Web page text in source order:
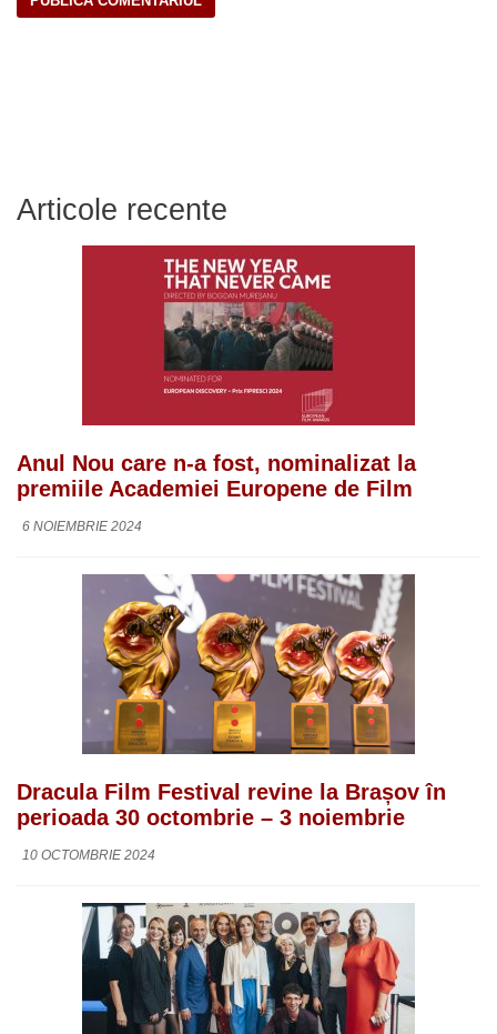
Articole recente
Anul Nou care n-a fost, nominalizat la
premiile Academiei Europene de Film
6 NOIEMBRIE 2024
Dracula Film Festival revine la Brașov în
perioada 30 octombrie – 3 noiembrie
10 OCTOMBRIE 2024